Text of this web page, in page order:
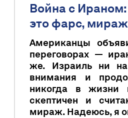
Война с
это фарс, мираж
Американцы
переговорах —
же. Израиль ни
внимания и
никогда в жизни
скептичен и
мираж. Надеюсь, я